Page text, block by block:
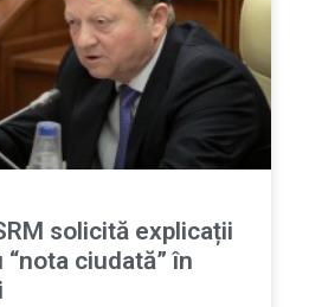
solicită explicații
ciudată” în